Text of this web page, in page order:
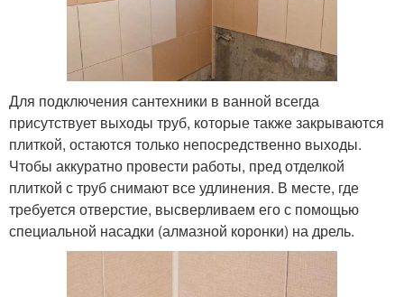
Для подключения сантехники в ванной всегда
присутствует выходы труб, которые также закрываются
плиткой, остаются только непосредственно выходы.
Чтобы аккуратно провести работы, пред отделкой
плиткой с труб снимают все удлинения. В месте, где
требуется отверстие, высверливаем его с помощью
специальной насадки (алмазной коронки) на дрель.